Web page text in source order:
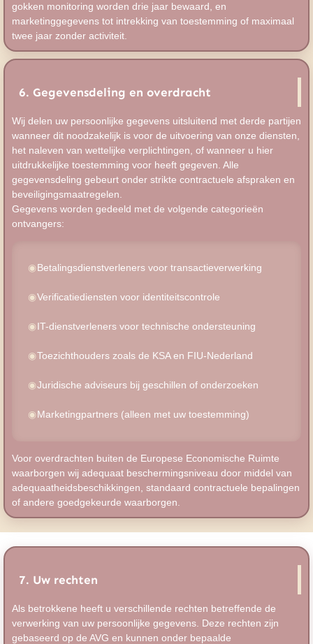
gokken monitoring worden drie jaar bewaard, en
marketinggegevens tot intrekking van toestemming of maximaal
twee jaar zonder activiteit.
6. Gegevensdeling en overdracht
Wij delen uw persoonlijke gegevens uitsluitend met derde partijen
wanneer dit noodzakelijk is voor de uitvoering van onze diensten,
het naleven van wettelijke verplichtingen, of wanneer u hier
uitdrukkelijke toestemming voor heeft gegeven. Alle
gegevensdeling gebeurt onder strikte contractuele afspraken en
beveiligingsmaatregelen.
Gegevens worden gedeeld met de volgende categorieën
ontvangers:
Betalingsdienstverleners voor transactieverwerking
Verificatiediensten voor identiteitscontrole
IT-dienstverleners voor technische ondersteuning
Toezichthouders zoals de KSA en FIU-Nederland
Juridische adviseurs bij geschillen of onderzoeken
Marketingpartners (alleen met uw toestemming)
Voor overdrachten buiten de Europese Economische Ruimte
waarborgen wij adequaat beschermingsniveau door middel van
adequaatheidsbeschikkingen, standaard contractuele bepalingen
of andere goedgekeurde waarborgen.
7. Uw rechten
Als betrokkene heeft u verschillende rechten betreffende de
verwerking van uw persoonlijke gegevens. Deze rechten zijn
gebaseerd op de AVG en kunnen onder bepaalde